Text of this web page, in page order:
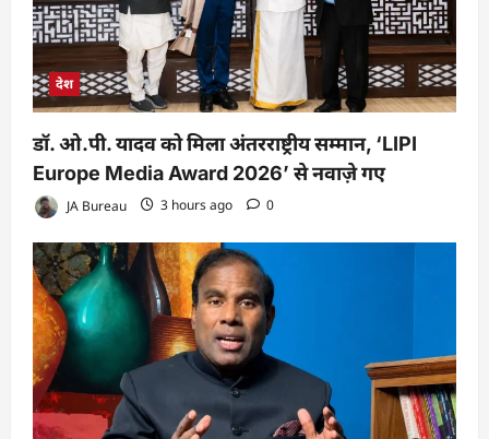
देश
डॉ. ओ.पी. यादव को मिला अंतरराष्ट्रीय सम्मान, ‘LIPI
Europe Media Award 2026’ से नवाज़े गए
JA Bureau 3 hours ago 0